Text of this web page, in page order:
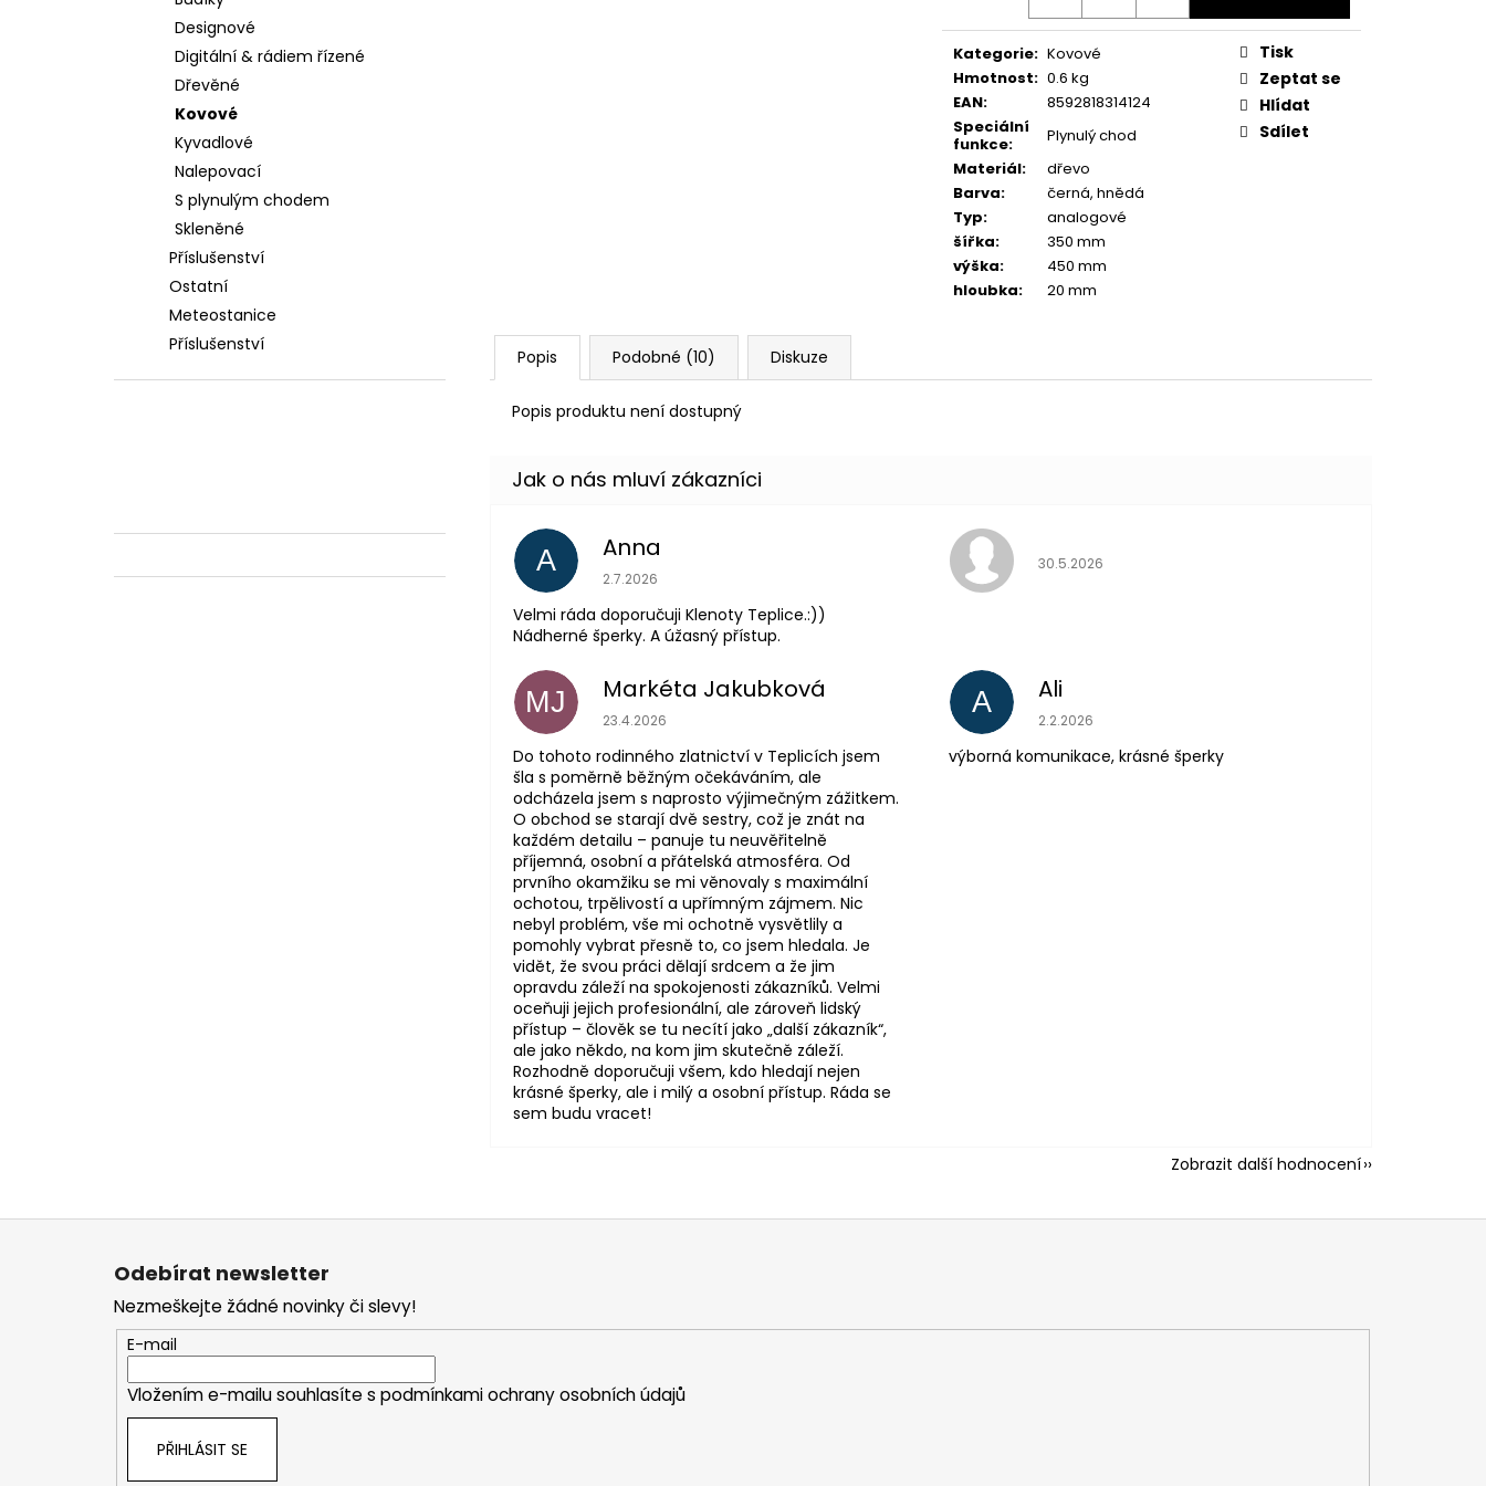
Designové
Digitální & rádiem řízené
Dřevěné
Kovové
Kyvadlové
Nalepovací
S plynulým chodem
Skleněné
Příslušenství
Ostatní
Meteostanice
Příslušenství
Kategorie: Kovové
Hmotnost: 0.6 kg
EAN:
8592818314124
Speciální
funkce:
Plynulý chod
Materiál:
dřevo
Barva:
černá, hnědá
Typ:
analogové
šířka:
350 mm
výška:
450 mm
hloubka: 20 mm
Tisk
Zeptat se
Hlídat
Sdílet
Popis Podobné (10) Diskuze
Popis produktu není dostupný
A Anna
Hodnocení obchodu je 5 z 5 hvězdiček.
2.7.2026
Velmi ráda doporučuji Klenoty Teplice.:))
Nádherné šperky. A úžasný přístup.
Hodnocení obchodu je 5 z 5 hvězdiček.
30.5.2026
MJ Markéta Jakubková
Hodnocení obchodu je 5 z 5 hvězdiček.
23.4.2026
Do tohoto rodinného zlatnictví v Teplicích jsem
šla s poměrně běžným očekáváním, ale
odcházela jsem s naprosto výjimečným zážitkem.
O obchod se starají dvě sestry, což je znát na
každém detailu – panuje tu neuvěřitelně
příjemná, osobní a přátelská atmosféra. Od
prvního okamžiku se mi věnovaly s maximální
ochotou, trpělivostí a upřímným zájmem. Nic
nebyl problém, vše mi ochotně vysvětlily a
pomohly vybrat přesně to, co jsem hledala. Je
vidět, že svou práci dělají srdcem a že jim
opravdu záleží na spokojenosti zákazníků. Velmi
oceňuji jejich profesionální, ale zároveň lidský
přístup – člověk se tu necítí jako „další zákazník“,
ale jako někdo, na kom jim skutečně záleží.
Rozhodně doporučuji všem, kdo hledají nejen
krásné šperky, ale i milý a osobní přístup. Ráda se
sem budu vracet!
A Ali
Hodnocení obchodu je 5 z 5 hvězdiček.
2.2.2026
výborná komunikace, krásné šperky
Zobrazit další hodnocení
Z
Odebírat newsletter
Nezmeškejte žádné novinky či slevy!
E-mail
Vložením e-mailu souhlasíte s podmínkami ochrany osobních údajů
PŘIHLÁSIT SE